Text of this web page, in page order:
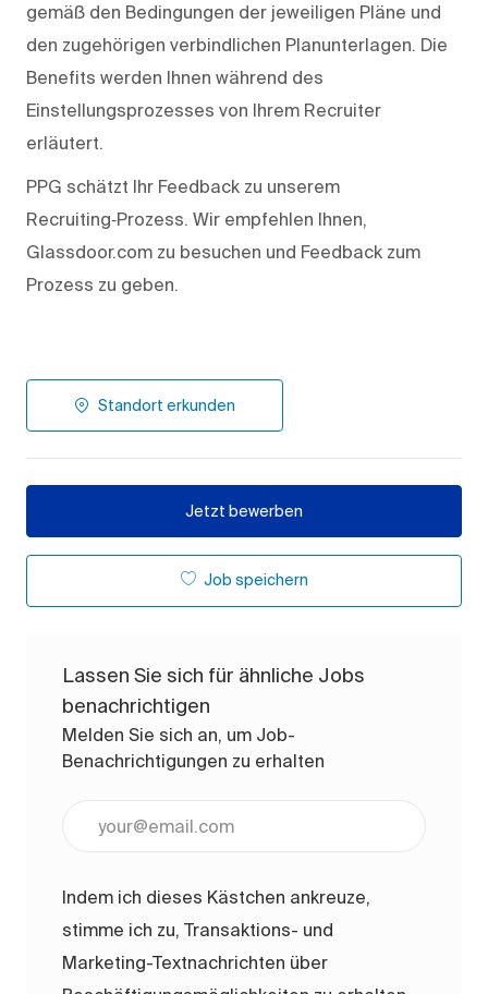
gemäß den Bedingungen der jeweiligen Pläne und
den zugehörigen verbindlichen Planunterlagen. Die
Benefits werden Ihnen während des
Einstellungsprozesses von Ihrem Recruiter
erläutert.
PPG schätzt Ihr Feedback zu unserem
Recruiting‑Prozess. Wir empfehlen Ihnen,
Glassdoor.com zu besuchen und Feedback zum
Prozess zu geben.
Standort erkunden
Jetzt bewerben
Job speichern
Lassen Sie sich für ähnliche Jobs
benachrichtigen
Melden Sie sich an, um Job-
Benachrichtigungen zu erhalten
Indem ich dieses Kästchen ankreuze,
stimme ich zu, Transaktions- und
Marketing-Textnachrichten über